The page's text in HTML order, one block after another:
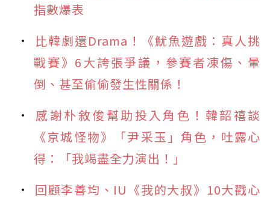
指數爆表
比韓劇還Drama！《魷魚遊戲：真人挑
戰賽》6大誇張爭議，參賽者凍傷、暈
倒、甚至偷偷發生性關係！
感謝朴敘俊幫助投入角色！韓韶禧談
《京城怪物》「尹采玉」角色，吐露心
得：「我竭盡全力演出！」
回顧李善均、IU《我的大叔》10大戳心